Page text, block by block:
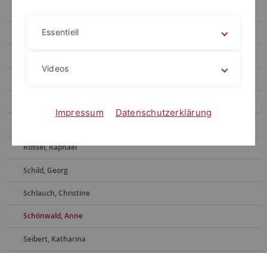
Klopprogge, Nadja
Rössel, Raphael
Schild, Georg
Schlauch, Christine
Schönwald, Anne
Seibert, Katharina
Essentiell
Videos
Impressum Datenschutzerklärung